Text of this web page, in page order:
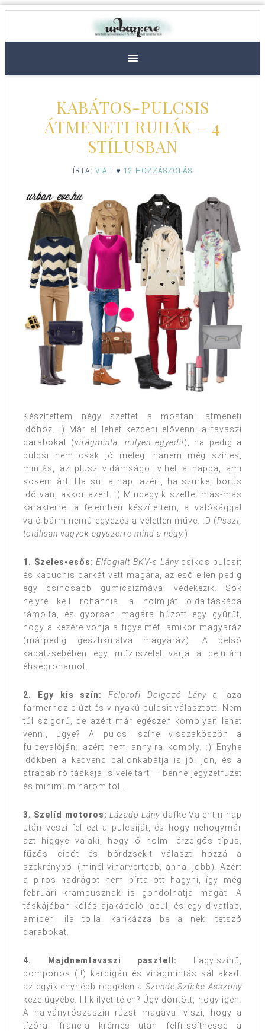
KABÁTOS-PULCSIS
ÁTMENETI RUHÁK – 4
STÍLUSBAN
ÍRTA: VIA 12 HOZZÁSZÓLÁS
Készítettem négy szettet a mostani átmeneti
időhöz. :) Már el lehet kezdeni elővenni a tavaszi
darabokat (virágminta, milyen egyedi!), ha pedig a
pulcsi nem csak jó meleg, hanem még színes,
mintás, az plusz vidámságot vihet a napba, ami
sosem árt. Ha süt a nap, azért, ha szürke, borús
idő van, akkor azért. :) Mindegyik szettet más-más
karakterrel a fejemben készítettem, a valósággal
való bárminemű egyezés a véletlen műve. :D (Psszt,
totálisan vagyok egyszerre mind a négy.)
1. Szeles-esős: Elfoglalt BKV-s Lánycsíkos pulcsit
és kapucnis parkát vett magára, az eső ellen pedig
egy csinosabb gumicsizmával védekezik. Sok
helyre kell rohannia: a holmiját oldaltáskába
rámolta, és gyorsan magára húzott egy gyűrűt,
hogy a kezére vonja a figyelmét, amikor magyaráz
(márpedig gesztikulálva magyaráz). A belső
kabátzsebében egy műzliszelet várja a délutáni
éhségrohamot.
2. Egy kis szín: Félprofi Dolgozó Lánya laza
farmerhoz blúzt és v-nyakú pulcsit választott. Nem
túl szigorú, de azért már egészen komolyan lehet
venni, ugye? A pulcsi színe visszaköszön a
fülbevalóján: azért nem annyira komoly. :) Enyhe
időkben a kedvenc ballonkabátja is jól jön, és a
strapabíró táskája is vele tart — benne jegyzetfüzet
és minimum három toll.
3. Szelíd motoros: Lázadó Lány dafke Valentin-nap
után veszi fel ezt a pulcsiját, és hogy nehogymár
azt higgye valaki, hogy ő holmi érzelgős típus,
fűzős cipőt és bőrdzsekit választ hozzá a
szekrényből (minél viharvertebb, annál jobb). Azért
a piros nadrágot nem bírta ott hagyni, így még
februári krampusznak is gondolhatja magát. A
táskájában kólás ajakápoló lapul, és egy divatlap,
amiben lila tollal karikázza be a neki tetsző
darabokat.
4. Majdnemtavaszi pasztell:
Fagyiszínű,
pomponos (!!) kardigán és virágmintás sál akadt
az egyik enyhébb reggelen a Szende Szürke Asszony
keze ügyébe. Illik ilyet télen? Úgy döntött, hogy igen.
A halványrószaszín rúzst magával viszi, hogy a
tízórai francia krémes után felfrissíthesse a